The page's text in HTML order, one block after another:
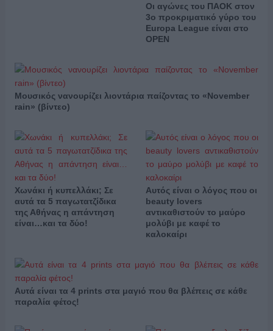
Οι αγώνες του ΠΑΟΚ στον
3ο προκριματικό γύρο του
Europa League είναι στο
OPEN
Μουσικός νανουρίζει λιοντάρια παίζοντας το «November
rain» (βίντεο)
Χωνάκι ή κυπελλάκι; Σε
αυτά τα 5 παγωτατζίδικα
της Αθήνας η απάντηση
είναι…και τα δύο!
Αυτός είναι ο λόγος που οι
beauty lovers
αντικαθιστούν το μαύρο
μολύβι με καφέ το
καλοκαίρι
Αυτά είναι τα 4 prints στα μαγιό που θα βλέπεις σε κάθε
παραλία φέτος!